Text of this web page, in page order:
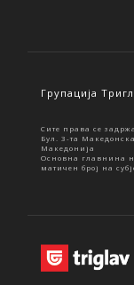
Групација
Сите права се
Бул. 3-та
Македонија
Основна главнина
матичен број на